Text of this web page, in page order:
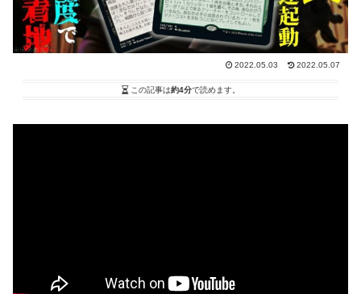
2022.05.03 2022.05.07
この記事は約4分で読めます。